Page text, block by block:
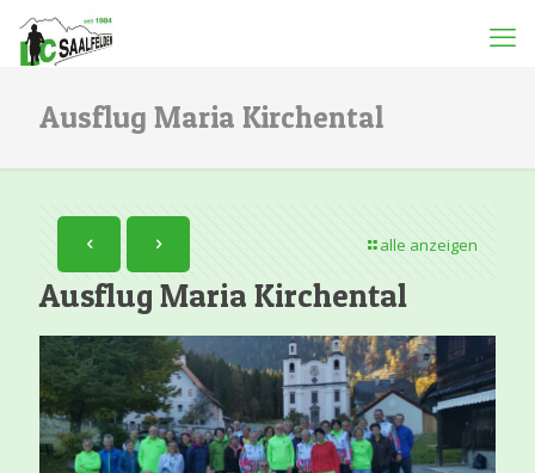
Ausflug Maria Kirchental
alle anzeigen
Ausflug Maria Kirchental